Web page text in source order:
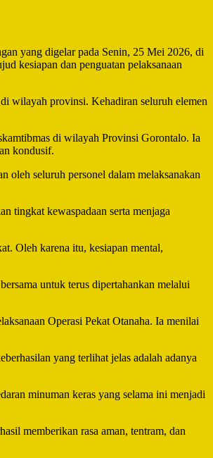
yang digelar pada Senin, 25 Mei 2026, di
kesiapan dan penguatan pelaksanaan
wilayah provinsi. Kehadiran seluruh elemen
di wilayah Provinsi Gorontalo. Ia
kondusif.
oleh seluruh personel dalam melaksanakan
tingkat kewaspadaan serta menjaga
Oleh karena itu, kesiapan mental,
untuk terus dipertahankan melalui
Operasi Pekat Otanaha. Ia menilai
yang terlihat jelas adalah adanya
minuman keras yang selama ini menjadi
memberikan rasa aman, tentram, dan